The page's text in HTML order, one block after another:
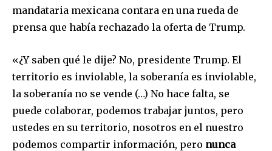
SUSCRIBIR
Acepto la Política de Privacidad .
32,111
Seguidores
32,214
Seguidores
11,243
Seguidores
mandataria mexicana contara en una rueda de
prensa que había rechazado la oferta de Trump.
«¿Y saben qué le dije? No, presidente Trump. El
territorio es inviolable, la soberanía es inviolable,
la soberanía no se vende (…) No hace falta, se
puede colaborar, podemos trabajar juntos, pero
ustedes en su territorio, nosotros en el nuestro
podemos compartir información, pero nunca